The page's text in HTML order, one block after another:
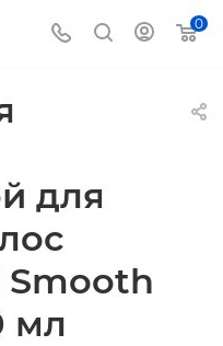
0
для
Smooth
мл